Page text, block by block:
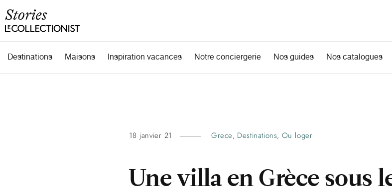
Destinations Maisons Inspiration vacances Notre conciergerie Nos guides Nos catalogues
18 janvier 21 Grece, Destinations, Ou loger
Une villa en Grèce sous